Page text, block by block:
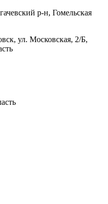
р-н, Гомельская
ул. Московская, 2/Б,